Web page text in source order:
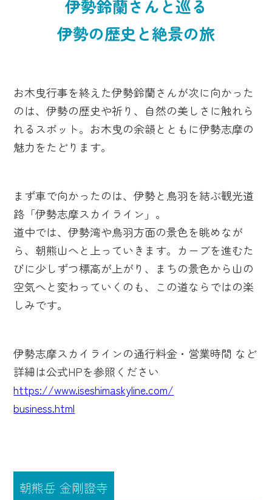
伊勢鈴蘭さんと巡る
伊勢の歴史と絶景の旅
お木曳行事を終えた伊勢鈴蘭さんが次に向かった
のは、伊勢の歴史や祈り、自然の美しさに触れら
れるスポット。お木曳の余韻とともに伊勢志摩の
魅力をたどります。
まず車で向かったのは、伊勢と鳥羽を結ぶ観光道
路「伊勢志摩スカイライン」。
道中では、伊勢湾や鳥羽方面の景色を眺めなが
ら、朝熊山へと上っていきます。カーブを進むた
びに少しずつ標高が上がり、まちの景色から山の
空気へと変わっていくのも、この道ならではの楽
しみです。
伊勢志摩スカイラインの通行料金・営業時間 など
詳細は公式HPを参照ください
https://www.iseshimaskyline.com/
business.html
朝熊岳 金剛證寺